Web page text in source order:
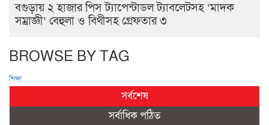
বগুড়ায় ২ হাজার পিস ট্যাপেন্টাডল ট্যাবলেটসহ ‘মাদক
সম্রাজ্ঞী’ বেহুলা ও বিথীসহ গ্রেফতার ৩
BROWSE BY TAG
শিক্ষা
সর্বশেষ
সর্বাধিক পঠিত